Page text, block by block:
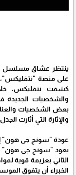
ينتظر عشاق مسلسل
على منصة "نتفليكس"،
كشفت نتفليكس،
والشخصيات
بعض الشخصيات
والإثارة التي أثارت
عودة "سونج جى هون"
يعود "سونج جى هون"
الثاني بعزيمة قوية
الخبراء أن يتفوق